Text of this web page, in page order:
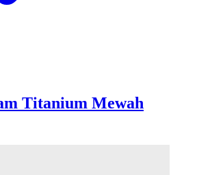
Titanium Mewah